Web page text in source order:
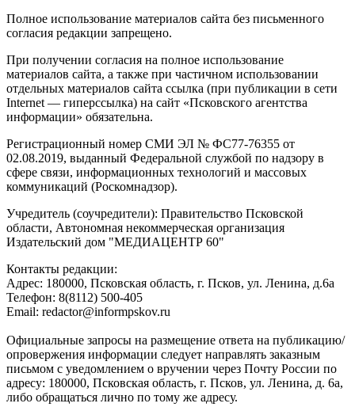
Полное использование материалов сайта без письменного
согласия редакции запрещено.
При получении согласия на полное использование
материалов сайта, а также при частичном использовании
отдельных материалов сайта ссылка (при публикации в сети
Internet — гиперссылка) на сайт «Псковского агентства
информации» обязательна.
Регистрационный номер СМИ ЭЛ № ФС77-76355 от
02.08.2019, выданный Федеральной службой по надзору в
сфере связи, информационных технологий и массовых
коммуникаций (Роскомнадзор).
Учредитель (соучредители): Правительство Псковской
области, Автономная некоммерческая организация
Издательский дом "МЕДИАЦЕНТР 60"
Контакты редакции:
Адреc: 180000, Псковская область, г. Псков, ул. Ленина, д.6а
Телефон: 8(8112) 500-405
Email: redactor@informpskov.ru
Официальные запросы на размещение ответа на публикацию/
опровержения информации следует направлять заказным
письмом с уведомлением о вручении через Почту России по
адресу: 180000, Псковская область, г. Псков, ул. Ленина, д. 6а,
либо обращаться лично по тому же адресу.